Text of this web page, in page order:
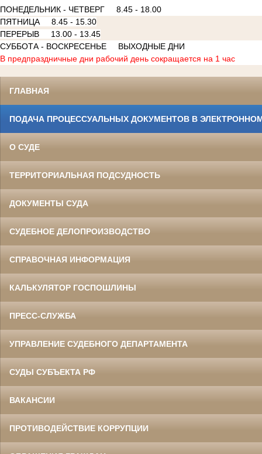
ПОНЕДЕЛЬНИК - ЧЕТВЕРГ 8.45 - 18.00
ПЯТНИЦА 8.45 - 15.30
ПЕРЕРЫВ 13.00 - 13.45
СУББОТА - ВОСКРЕСЕНЬЕ ВЫХОДНЫЕ ДНИ
В предпраздничные дни рабочий день сокращается на 1 час
ГЛАВНАЯ
ПОДАЧА ПРОЦЕССУАЛЬНЫХ ДОКУМЕНТОВ В
О СУДЕ
ТЕРРИТОРИАЛЬНАЯ ПОДСУДНОСТЬ
ДОКУМЕНТЫ СУДА
СУДЕБНОЕ ДЕЛОПРОИЗВОДСТВО
СПРАВОЧНАЯ ИНФОРМАЦИЯ
КАЛЬКУЛЯТОР ГОСПОШЛИНЫ
ПРЕСС-СЛУЖБА
УПРАВЛЕНИЕ СУДЕБНОГО ДЕПАРТАМЕНТА
СУДЫ СУБЪЕКТА РФ
ВАКАНСИИ
ПРОТИВОДЕЙСТВИЕ КОРРУПЦИИ